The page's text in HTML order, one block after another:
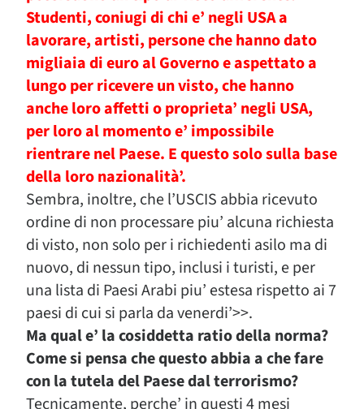
Studenti, coniugi di chi e’ negli USA a
lavorare, artisti, persone che hanno dato
migliaia di euro al Governo e aspettato a
lungo per ricevere un visto, che hanno
anche loro affetti o proprieta’ negli USA,
per loro al momento e’ impossibile
rientrare nel Paese. E questo solo sulla base
della loro nazionalità’.
Sembra, inoltre, che l’USCIS abbia ricevuto
ordine di non processare piu’ alcuna richiesta
di visto, non solo per i richiedenti asilo ma di
nuovo, di nessun tipo, inclusi i turisti, e per
una lista di Paesi Arabi piu’ estesa rispetto ai 7
paesi di cui si parla da venerdi’>>.
Ma qual e’ la cosiddetta ratio della norma?
Come si pensa che questo abbia a che fare
con la tutela del Paese dal terrorismo?
Tecnicamente, perche’ in questi 4 mesi